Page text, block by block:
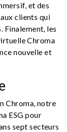
et des
clients qui
Finalement, les
Chroma
nouvelle et
Chroma, notre
ESG pour
sept secteurs